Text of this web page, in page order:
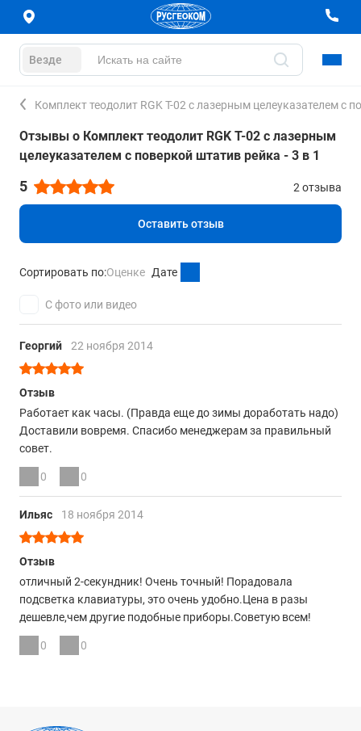
Везде
Комплект теодолит RGK T-02 с лазерным целеуказателем с
Отзывы о Комплект теодолит RGK T-02 с лазерным
целеуказателем с поверкой штатив рейка - 3 в 1
5 2 отзыва
Оставить отзыв
Сортировать по:Оценке Дате
С фото или видео
Георгий 22 ноября 2014
Отзыв
Работает как часы. (Правда еще до зимы доработать надо)
Доставили вовремя. Спасибо менеджерам за правильный
совет.
0 0
Ильяс 18 ноября 2014
Отзыв
отличный 2-секундник! Очень точный! Порадовала
подсветка клавиатуры, это очень удобно.Цена в разы
дешевле,чем другие подобные приборы.Советую всем!
0 0